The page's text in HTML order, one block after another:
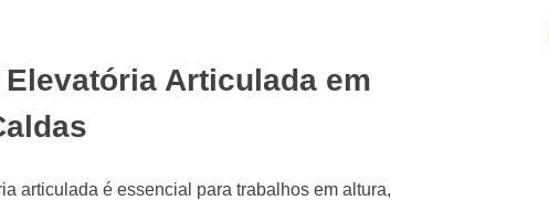
Articulada em
articulada é essencial para trabalhos em altura,